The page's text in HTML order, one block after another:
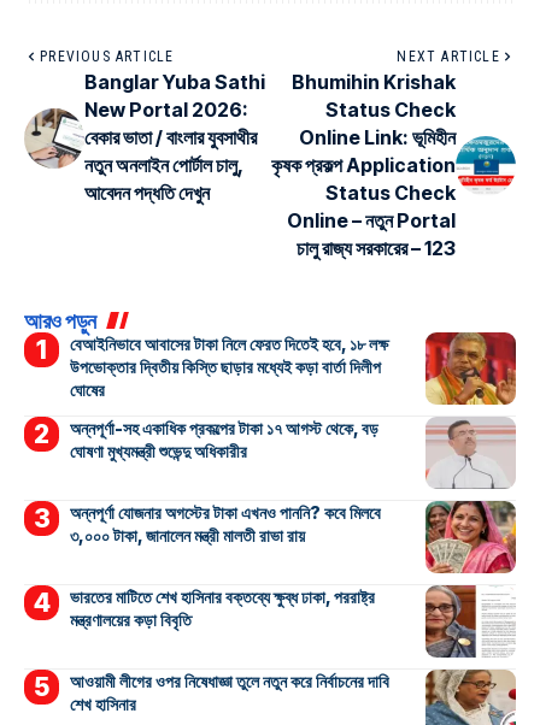
PREVIOUS ARTICLE
Banglar Yuba Sathi
New Portal 2026:
বেকার ভাতা / বাংলার যুবসাথীর
নতুন অনলাইন পোর্টাল চালু,
আবেদন পদ্ধতি দেখুন
NEXT ARTICLE
Bhumihin Krishak
Status Check
Online Link: ভূমিহীন
কৃষক প্রকল্প Application
Status Check
Online – নতুন Portal
চালু রাজ্য সরকারের – 123
আরও পড়ুন
বেআইনিভাবে আবাসের টাকা নিলে ফেরত দিতেই হবে, ১৮ লক্ষ
উপভোক্তার দ্বিতীয় কিস্তি ছাড়ার মধ্যেই কড়া বার্তা দিলীপ
ঘোষের
অন্নপূর্ণা-সহ একাধিক প্রকল্পের টাকা ১৭ আগস্ট থেকে, বড়
ঘোষণা মুখ্যমন্ত্রী শুভেন্দু অধিকারীর
অন্নপূর্ণা যোজনার অগস্টের টাকা এখনও পাননি? কবে মিলবে
৩,০০০ টাকা, জানালেন মন্ত্রী মালতী রাভা রায়
ভারতের মাটিতে শেখ হাসিনার বক্তব্যে ক্ষুব্ধ ঢাকা, পররাষ্ট্র
মন্ত্রণালয়ের কড়া বিবৃতি
আওয়ামী লীগের ওপর নিষেধাজ্ঞা তুলে নতুন করে নির্বাচনের দাবি
শেখ হাসিনার